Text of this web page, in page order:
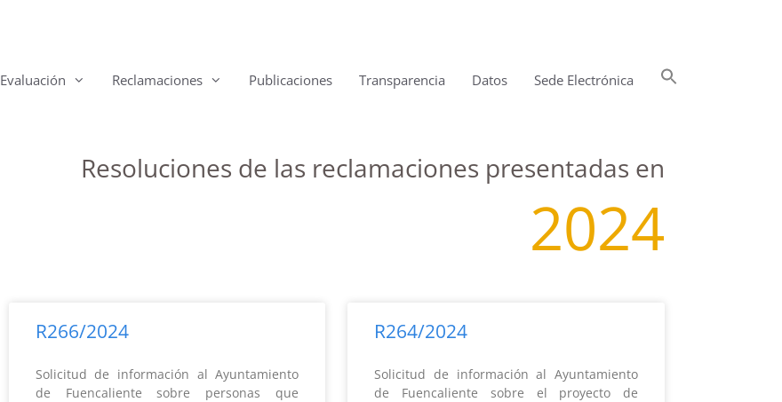
Evaluación Reclamaciones Publicaciones Transparencia Datos Sede Electrónica
Resoluciones de las reclamaciones presentadas en
2024
R266/2024
Solicitud de información al Ayuntamiento
de Fuencaliente sobre personas que
R264/2024
Solicitud de información al Ayuntamiento
de Fuencaliente sobre el proyecto de